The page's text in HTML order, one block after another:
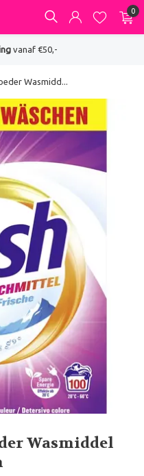
0
vanaf €50,-
Wasmidd...
Wasmiddel